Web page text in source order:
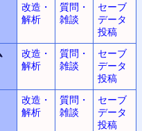
改造・
解析
質問・
雑談
セーブ
データ
投稿
改造・
解析
質問・
雑談
セーブ
データ
投稿
改造・
解析
質問・
雑談
セーブ
データ
投稿